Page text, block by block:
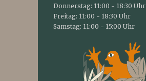
Donnerstag: 11:00 - 18:30 Uhr
Freitag: 11:00 - 18:30 Uhr
Samstag: 11:00 - 15:00 Uhr